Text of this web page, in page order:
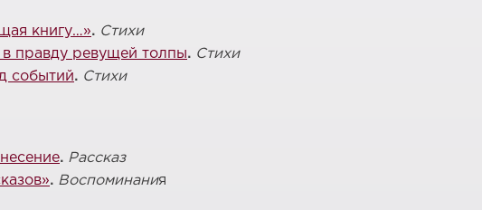
книгу…». Стихи
в правду ревущей толпы. Стихи
событий. Стихи
. Рассказ
. Воспоминания